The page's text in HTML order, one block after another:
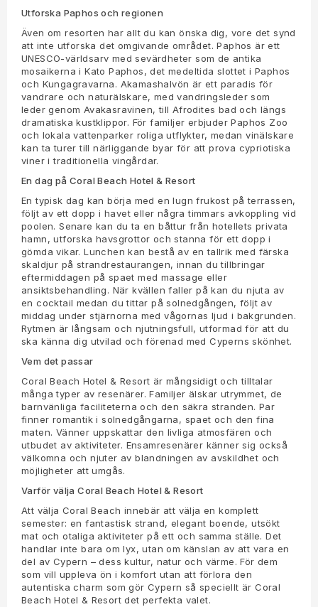
Utforska Paphos och regionen
Även om resorten har allt du kan önska dig, vore det synd
att inte utforska det omgivande området. Paphos är ett
UNESCO-världsarv med sevärdheter som de antika
mosaikerna i Kato Paphos, det medeltida slottet i Paphos
och Kungagravarna. Akamashalvön är ett paradis för
vandrare och naturälskare, med vandringsleder som
leder genom Avakasravinen, till Afrodites bad och längs
dramatiska kustklippor. För familjer erbjuder Paphos Zoo
och lokala vattenparker roliga utflykter, medan vinälskare
kan ta turer till närliggande byar för att prova cypriotiska
viner i traditionella vingårdar.
En dag på Coral Beach Hotel & Resort
En typisk dag kan börja med en lugn frukost på terrassen,
följt av ett dopp i havet eller några timmars avkoppling vid
poolen. Senare kan du ta en båttur från hotellets privata
hamn, utforska havsgrottor och stanna för ett dopp i
gömda vikar. Lunchen kan bestå av en tallrik med färska
skaldjur på strandrestaurangen, innan du tillbringar
eftermiddagen på spaet med massage eller
ansiktsbehandling. När kvällen faller på kan du njuta av
en cocktail medan du tittar på solnedgången, följt av
middag under stjärnorna med vågornas ljud i bakgrunden.
Rytmen är långsam och njutningsfull, utformad för att du
ska känna dig utvilad och förenad med Cyperns skönhet.
Vem det passar
Coral Beach Hotel & Resort är mångsidigt och tilltalar
många typer av resenärer. Familjer älskar utrymmet, de
barnvänliga faciliteterna och den säkra stranden. Par
finner romantik i solnedgångarna, spaet och den fina
maten. Vänner uppskattar den livliga atmosfären och
utbudet av aktiviteter. Ensamresenärer känner sig också
välkomna och njuter av blandningen av avskildhet och
möjligheter att umgås.
Varför välja Coral Beach Hotel & Resort
Att välja Coral Beach innebär att välja en komplett
semester: en fantastisk strand, elegant boende, utsökt
mat och otaliga aktiviteter på ett och samma ställe. Det
handlar inte bara om lyx, utan om känslan av att vara en
del av Cypern – dess kultur, natur och värme. För dem
som vill uppleva ön i komfort utan att förlora den
autentiska charm som gör Cypern så speciellt är Coral
Beach Hotel & Resort det perfekta valet.